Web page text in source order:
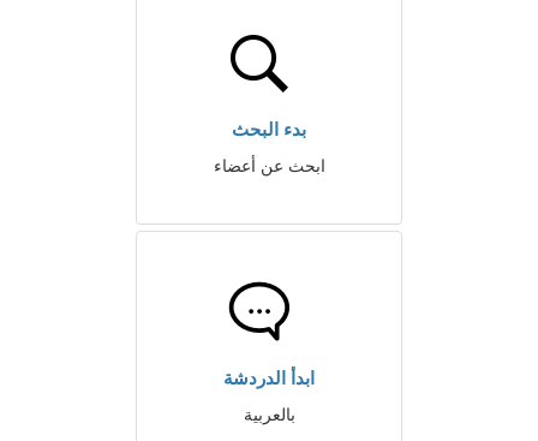
بدء البحث
ابحث عن أعضاء
ابدأ الدردشة
بالعربية